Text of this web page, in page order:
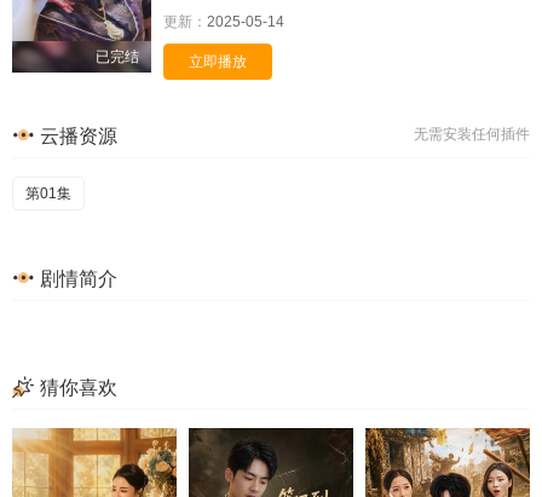
已完结
更新： 2025-05-14
立即播放
无需安装任何插件
云播资源
第01集
剧情简介
猜你喜欢